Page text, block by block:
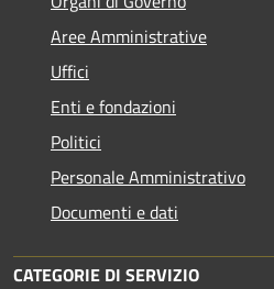
Aree Amministrative
Uffici
Enti e fondazioni
Politici
Personale Amministrativo
Documenti e dati
CATEGORIE DI SERVIZIO